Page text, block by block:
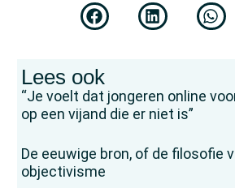
Lees ook
“Je voelt dat jongeren online
op een vijand die er niet is”
De eeuwige bron, of de filosofie
objectivisme